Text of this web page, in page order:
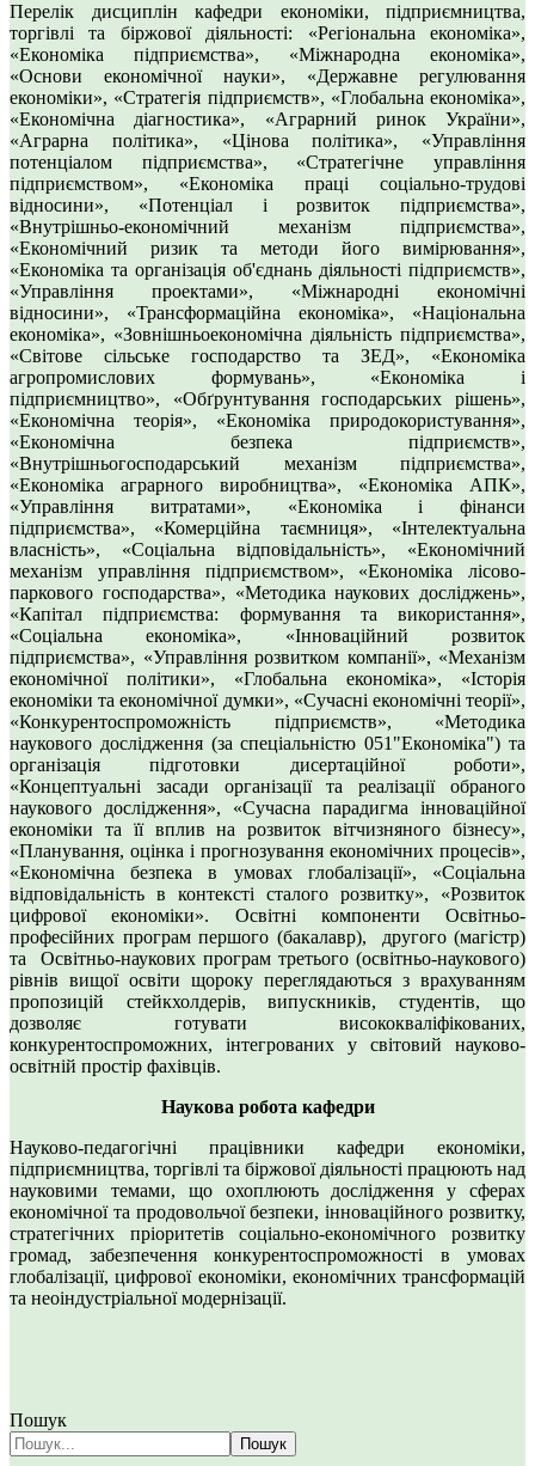
Перелік дисциплін кафедри економіки, підприємництва,
торгівлі та біржової діяльності: «Регіональна економіка»,
«Економіка підприємства», «Міжнародна економіка»,
«Основи економічної науки», «Державне регулювання
економіки», «Стратегія підприємств», «Глобальна економіка»,
«Економічна діагностика», «Аграрний ринок України»,
«Аграрна політика», «Цінова політика», «Управління
потенціалом підприємства», «Стратегічне управління
підприємством», «Економіка праці соціально-трудові
відносини», «Потенціал і розвиток підприємства»,
«Внутрішньо-економічний механізм підприємства»,
«Економічний ризик та методи його вимірювання»,
«Економіка та організація об'єднань діяльності підприємств»,
«Управління проектами», «Міжнародні економічні
відносини», «Трансформаційна економіка», «Національна
економіка», «Зовнішньоекономічна діяльність підприємства»,
«Світове сільське господарство та ЗЕД», «Економіка
агропромислових формувань», «Економіка і
підприємництво», «Обґрунтування господарських рішень»,
«Економічна теорія», «Економіка природокористування»,
«Економічна безпека підприємств»,
«Внутрішньогосподарський механізм підприємства»,
«Економіка аграрного виробництва», «Економіка АПК»,
«Управління витратами», «Економіка і фінанси
підприємства», «Комерційна таємниця», «Інтелектуальна
власність», «Соціальна відповідальність», «Економічний
механізм управління підприємством», «Економіка лісово-
паркового господарства», «Методика наукових досліджень»,
«Капітал підприємства: формування та використання»,
«Соціальна економіка», «Інноваційний розвиток
підприємства», «Управління розвитком компанії», «Механізм
економічної політики», «Глобальна економіка», «Історія
економіки та економічної думки», «Сучасні економічні теорії»,
«Конкурентоспроможність підприємств», «Методика
наукового дослідження (за спеціальністю 051"Економіка") та
організація підготовки дисертаційної роботи»,
«Концептуальні засади організації та реалізації обраного
наукового дослідження», «Сучасна парадигма інноваційної
економіки та її вплив на розвиток вітчизняного бізнесу»,
«Планування, оцінка і прогнозування економічних процесів»,
«Економічна безпека в умовах глобалізації», «Соціальна
відповідальність в контексті сталого розвитку», «Розвиток
цифрової економіки». Освітні компоненти Освітньо-
професійних програм першого (бакалавр), другого (магістр)
та Освітньо-наукових програм третього (освітньо-наукового)
рівнів вищої освіти щороку переглядаються з врахуванням
пропозицій стейкхолдерів, випускників, студентів, що
дозволяє готувати висококваліфікованих,
конкурентоспроможних, інтегрованих у світовий науково-
освітній простір фахівців.
Наукова робота кафедри
Науково-педагогічні працівники кафедри економіки,
підприємництва, торгівлі та біржової діяльності працюють над
науковими темами, що охоплюють дослідження у сферах
економічної та продовольчої безпеки, інноваційного розвитку,
стратегічних пріоритетів соціально-економічного розвитку
громад, забезпечення конкурентоспроможності в умовах
глобалізації, цифрової економіки, економічних трансформацій
та неоіндустріальної модернізації.
Пошук
Пошук